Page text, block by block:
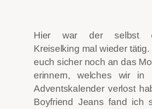
Hier war der selbst
Kreiselking mal wieder
euch sicher noch an das
erinnern, welches wir in
Adventskalender verlost
Boyfriend Jeans fand ich